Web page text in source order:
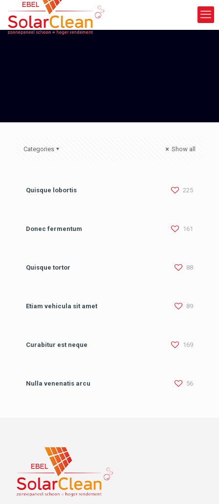
Categories Show all
Quisque lobortis 225
Donec fermentum 161
Quisque tortor 88
Etiam vehicula sit amet 89
Curabitur est neque 169
Nulla venenatis arcu 56